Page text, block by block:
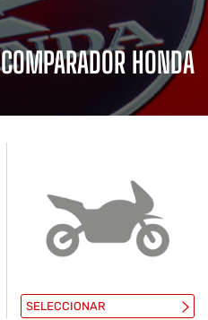
COMPARADOR HONDA
SELECCIONAR